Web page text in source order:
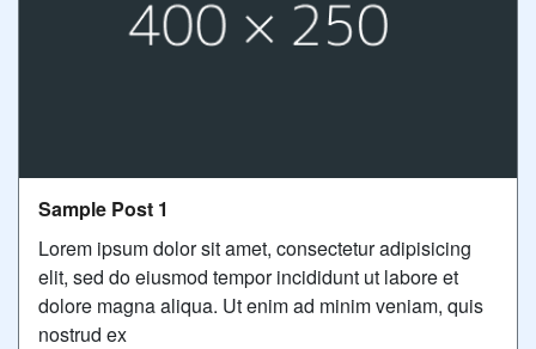
Sample Post 1
Lorem ipsum dolor sit amet, consectetur adipisicing
elit, sed do eiusmod tempor incididunt ut labore et
dolore magna aliqua. Ut enim ad minim veniam, quis
nostrud ex